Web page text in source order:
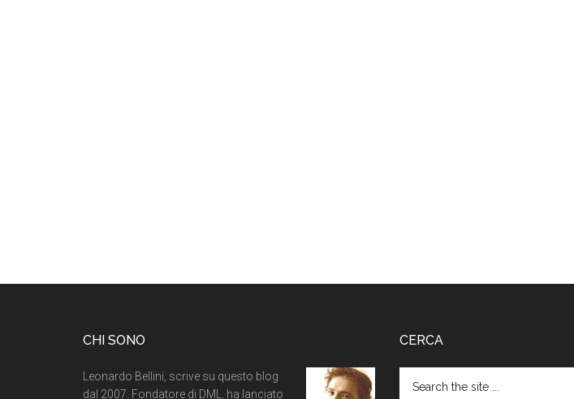
CHI SONO
Leonardo Bellini, scrive su questo blog
dal 2007. Fondatore di DML, ha lanciato
CERCA